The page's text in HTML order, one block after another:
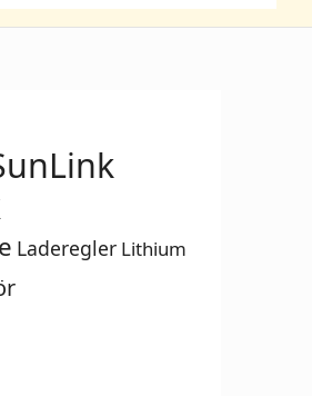
Laderegler Lithium